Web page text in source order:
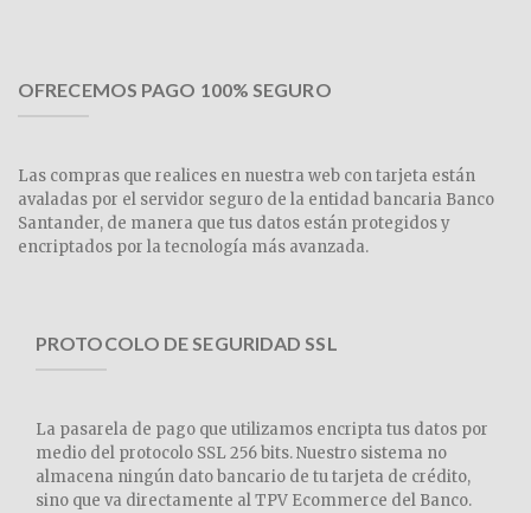
OFRECEMOS PAGO 100% SEGURO
Las compras que realices en nuestra web con tarjeta están
avaladas por el servidor seguro de la entidad bancaria Banco
Santander, de manera que tus datos están protegidos y
encriptados por la tecnología más avanzada.
PROTOCOLO DE SEGURIDAD SSL
La pasarela de pago que utilizamos encripta tus datos por
medio del protocolo SSL 256 bits. Nuestro sistema no
almacena ningún dato bancario de tu tarjeta de crédito,
sino que va directamente al TPV Ecommerce del Banco.